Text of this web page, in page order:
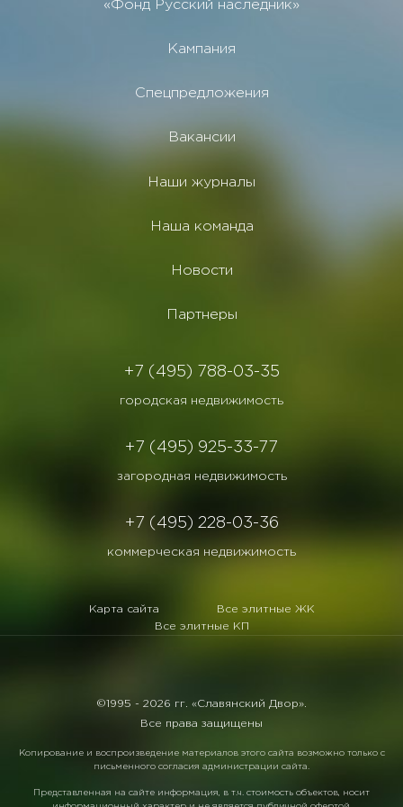
«Фонд Русский наследник»
Кампания
Спецпредложения
Вакансии
Наши журналы
Наша команда
Новости
Партнеры
+7 (495) 788-03-35
городская недвижимость
+7 (495) 925-33-77
загородная недвижимость
+7 (495) 228-03-36
коммерческая недвижимость
Карта сайта
Все элитные ЖК
Все элитные КП
©1995 - 2026 гг. «Славянский Двор».
Все права защищены
Копирование и воспроизведение материалов этого сайта возможно только с
письменного согласия администрации сайта.
Представленная на сайте информация, в т.ч. стоимость объектов, носит